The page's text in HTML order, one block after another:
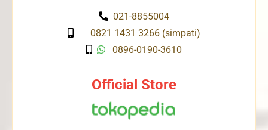
021-8855004
0821 1431 3266 (simpati)
0896-0190-3610
Official Store